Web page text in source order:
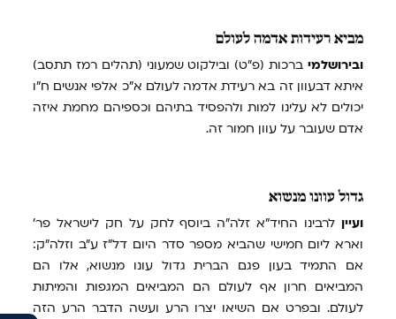
מביא רעידות אדמה לעולם
ובירושלמי ברכות (פ"ט) ובילקוט שמעוני (תהלים רמז תתסב)
איתא דבעוון זה בא רעידת אדמה לעולם א"כ אלפי אנשים ח"ו
יכולים לא עלינו למות ולהפסיד בתיהם וכספיהם מחמת איזה
אדם שעובר על עוון חמור זה.
גדול עוונו מנשוא
ועיין לרבינו החיד"א זלה"ה ביוסף לחק על חק לישראל פר'
וארא ליום חמישי שהביא מספר סדר היום דל"ז ע"ב וזלה"ק:
אם התמיד בעון פגם הברית גדול עונו מנשוא, אלו הם
המביאים חרון אף לעולם הם המביאים המגפות והמיתות
לעולם. ובפרט אם השיאו יצרו הרע ועשה הדבר הרע הזה